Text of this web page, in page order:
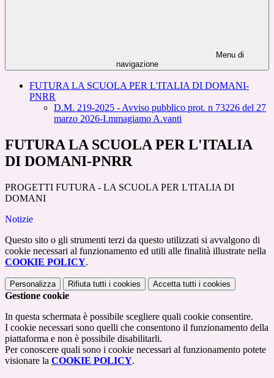
Menu di
navigazione
FUTURA LA SCUOLA PER L'ITALIA DI DOMANI-
PNRR
D.M. 219-2025 - Avviso pubblico prot. n 73226 del 27
marzo 2026-I.mmagiamo A.vanti
FUTURA LA SCUOLA PER L'ITALIA
DI DOMANI-PNRR
PROGETTI FUTURA - LA SCUOLA PER L'ITALIA DI
DOMANI
Notizie
Questo sito o gli strumenti terzi da questo utilizzati si avvalgono di
cookie necessari al funzionamento ed utili alle finalità illustrate nella
COOKIE POLICY.
Personalizza Rifiuta tutti i cookies Accetta tutti i cookies
Gestione cookie
In questa schermata è possibile scegliere quali cookie consentire.
I cookie necessari sono quelli che consentono il funzionamento della
piattaforma e non è possibile disabilitarli.
Per conoscere quali sono i cookie necessari al funzionamento potete
visionare la COOKIE POLICY.